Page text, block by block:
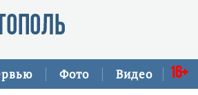
Фото Видео 16+